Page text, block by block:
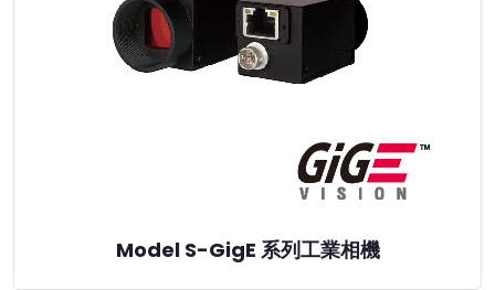
Model S-GigE 系列工業相機